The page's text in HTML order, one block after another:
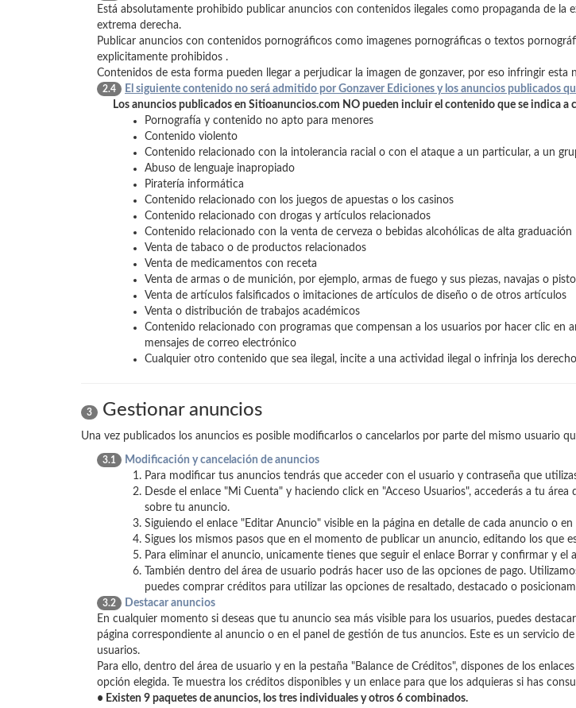
Está absolutamente prohibido publicar anuncios con contenidos ilegales como propaganda de
extrema derecha.
Publicar anuncios con contenidos pornográficos como imagenes pornográficas o textos
explicitamente prohibidos .
Contenidos de esta forma pueden llegar a perjudicar la imagen de gonzaver, por eso infringir
2.4
El siguiente contenido no será admitido por Gonzaver Ediciones y los anuncios publicados
Los anuncios publicados en Sitioanuncios.com NO pueden incluir el contenido que se indica a
Pornografía y contenido no apto para menores
Contenido violento
Contenido relacionado con la intolerancia racial o con el ataque a un particular, a un
Abuso de lenguaje inapropiado
Piratería informática
Contenido relacionado con los juegos de apuestas o los casinos
Contenido relacionado con drogas y artículos relacionados
Contenido relacionado con la venta de cerveza o bebidas alcohólicas de alta graduación
Venta de tabaco o de productos relacionados
Venta de medicamentos con receta
Venta de armas o de munición, por ejemplo, armas de fuego y sus piezas, navajas o
Venta de artículos falsificados o imitaciones de artículos de diseño o de otros artículos
Venta o distribución de trabajos académicos
Contenido relacionado con programas que compensan a los usuarios por hacer clic en
mensajes de correo electrónico
Cualquier otro contenido que sea ilegal, incite a una actividad ilegal o infrinja los
3 Gestionar anuncios
Una vez publicados los anuncios es posible modificarlos o cancelarlos por parte del mismo usuario
3.1
Modificación y cancelación de anuncios
Para modificar tus anuncios tendrás que acceder con el usuario y contraseña que
Desde el enlace "Mi Cuenta" y haciendo click en "Acceso Usuarios", accederás a tu
sobre tu anuncio.
Siguiendo el enlace "Editar Anuncio" visible en la página en detalle de cada anuncio o
Sigues los mismos pasos que en el momento de publicar un anuncio, editando los que
Para eliminar el anuncio, unicamente tienes que seguir el enlace Borrar y confirmar y el
También dentro del área de usuario podrás hacer uso de las opciones de pago.
puedes comprar créditos para utilizar las opciones de resaltado, destacado o
3.2
Destacar anuncios
En cualquier momento si deseas que tu anuncio sea más visible para los usuarios, puedes
página correspondiente al anuncio o en el panel de gestión de tus anuncios. Este es un servicio
usuarios.
Para ello, dentro del área de usuario y en la pestaña "Balance de Créditos", dispones de los
opción elegida. Te muestra los créditos disponibles y un enlace para que los adquieras si has
• Existen 9 paquetes de anuncios, los tres individuales y otros 6 combinados.